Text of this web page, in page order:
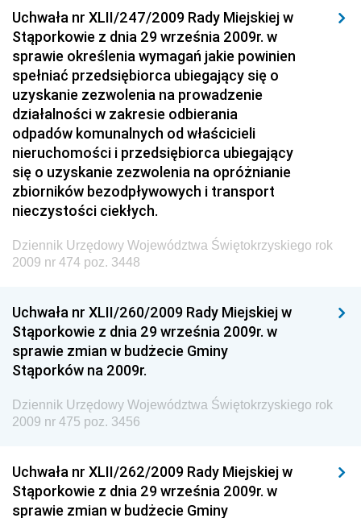
Społecznej
Dziennik Urzędowy Komendy Głównej Straży
Granicznej
Dziennik Urzędowy Głównego Inspektoratu Transportu
Drogowego
Dziennik Urzędowy Narodowego Banku Polskiego
Dziennik Urzędowy Komendy Głównej Policji
Dziennik Urzędowy Ministra Pracy i Polityki
Społecznej
Dziennik Urzędowy Ministra Transportu, Budownictwa
i Gospodarki Morskiej
Dziennik Urzędowy Ministra Spraw Zagranicznych
Dziennik Urzędowy Centralnego Biura
Antykorupcyjnego
Wewnętrznego
Dziennik Urzędowy Urzędu Patentowego
Dziennik Urzędowy Generalnej Dyrekcji Dróg
Krajowych i Autostrad
Uchwała nr XLII/247/2009 Rady Miejskiej w
Stąporkowie z dnia 29 września 2009r. w
sprawie określenia wymagań jakie powinien
spełniać przedsiębiorca ubiegający się o
uzyskanie zezwolenia na prowadzenie
działalności w zakresie odbierania
odpadów komunalnych od właścicieli
nieruchomości i przedsiębiorca ubiegający
się o uzyskanie zezwolenia na opróżnianie
zbiorników bezodpływowych i transport
nieczystości ciekłych.
Dziennik Urzędowy Województwa Świętokrzyskiego rok
2009 nr 474 poz. 3448
Uchwała nr XLII/260/2009 Rady Miejskiej w
Stąporkowie z dnia 29 września 2009r. w
sprawie zmian w budżecie Gminy
Stąporków na 2009r.
Dziennik Urzędowy Województwa Świętokrzyskiego rok
2009 nr 475 poz. 3456
Uchwała nr XLII/262/2009 Rady Miejskiej w
Stąporkowie z dnia 29 września 2009r. w
sprawie zmian w budżecie Gminy